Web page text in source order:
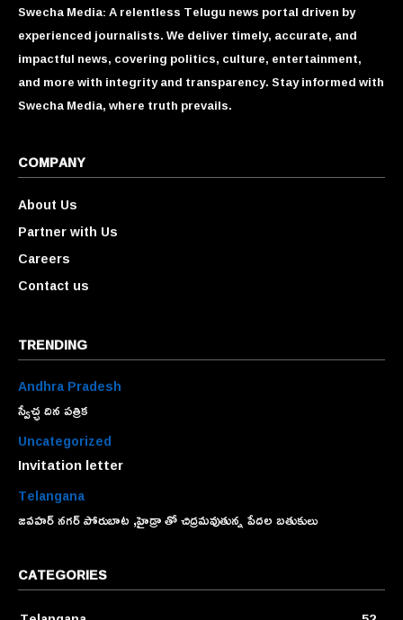
Swecha Media: A relentless Telugu news portal driven by
experienced journalists. We deliver timely, accurate, and
impactful news, covering politics, culture, entertainment,
and more with integrity and transparency. Stay informed with
Swecha Media, where truth prevails.
COMPANY
About Us
Partner with Us
Careers
Contact us
TRENDING
Andhra Pradesh
స్వేచ్ఛ దిన పత్రిక
Uncategorized
Invitation letter
Telangana
జవహర్ నగర్ పోరుబాట ,హైడ్రా తో చిద్రమవుతున్న పేదల బతుకులు
CATEGORIES